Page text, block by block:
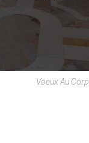
Voeux Au